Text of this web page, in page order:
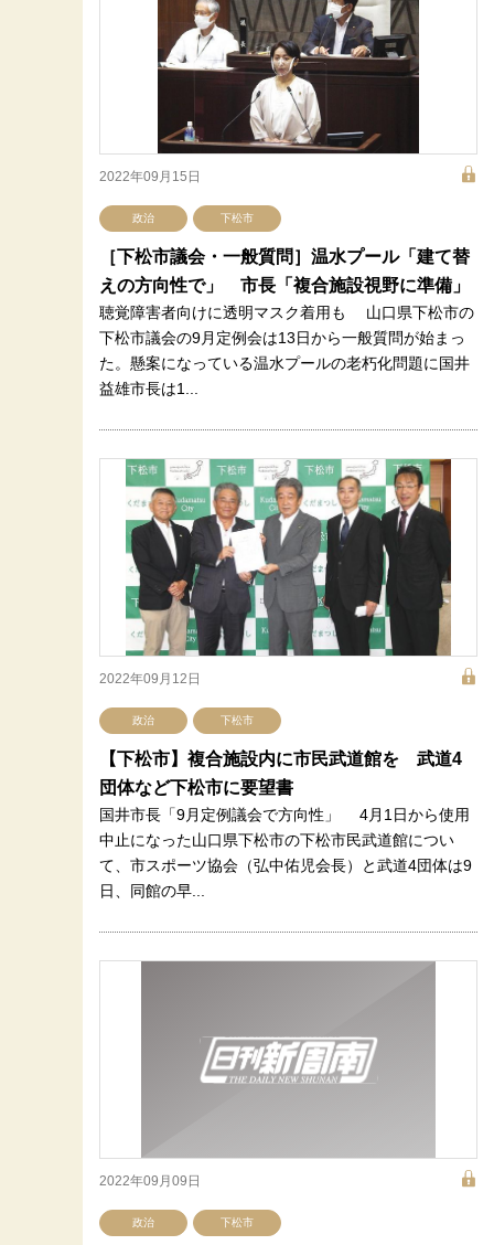
2022年09月15日
政治 下松市
［下松市議会・一般質問］温水プール「建て替
えの方向性で」 市長「複合施設視野に準備」
聴覚障害者向けに透明マスク着用も 山口県下松市の
下松市議会の9月定例会は13日から一般質問が始まっ
た。懸案になっている温水プールの老朽化問題に国井
益雄市長は1...
2022年09月12日
政治 下松市
【下松市】複合施設内に市民武道館を 武道4
団体など下松市に要望書
国井市長「9月定例議会で方向性」 4月1日から使用
中止になった山口県下松市の下松市民武道館につい
て、市スポーツ協会（弘中佑児会長）と武道4団体は9
日、同館の早...
2022年09月09日
政治 下松市